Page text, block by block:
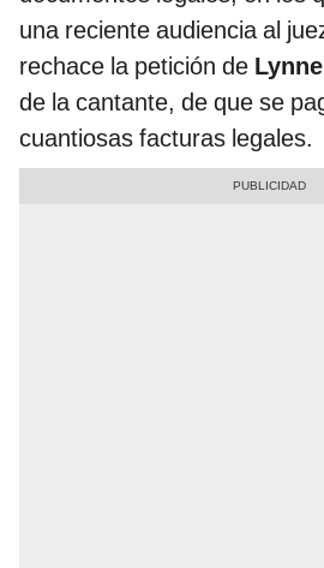
una reciente audiencia al
rechace la petición de
de la cantante, de que se
cuantiosas facturas legales.